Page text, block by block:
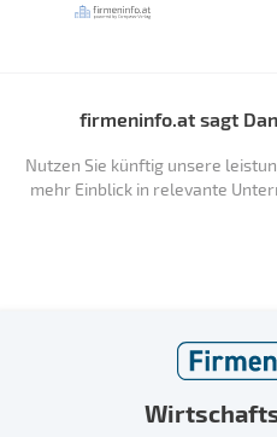
firmeninfo.at sagt
Nutzen Sie künftig unsere
mehr Einblick in relevante